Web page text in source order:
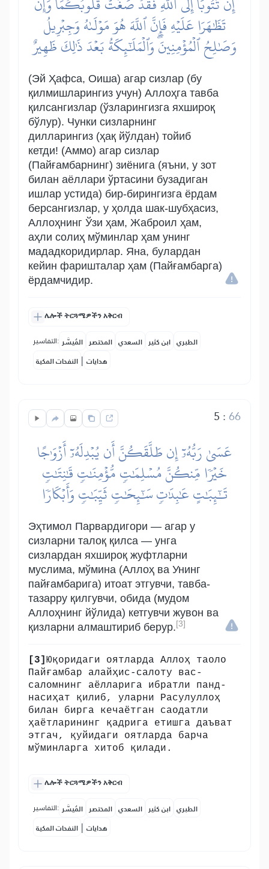
تَظَٰهَرَا عَلَيۡهِ فَإِنَّ ٱللَّهَ هُوَ مَوۡلَىٰهُ وَجِبۡرِيلُ
وَصَٰلِحُ ٱلۡمُؤۡمِنِينَۖ وَٱلۡمَلَٰٓئِكَةُ بَعۡدَ ذَٰلِكَ ظَهِيرٌ
(Эй Ҳафса, Оиша) агар сизлар (бу
қилмишларингиз учун) Аллоҳга тавба
қилсангизлар (ўзларингизга яхшироқ
бўлур). Чунки сизларнинг
дилларингиз (ҳақ йўлдан) тойиб
кетди! (Аммо) агар сизлар
(Пайғамбарнинг) зиёнига (яъни, у зот
билан аёллари ўртасини бузадиган
ишлар устида) бир-бирингизга ёрдам
берсангизлар, у ҳолда шак-шубҳасиз,
Аллоҳнинг Ўзи ҳам, Жаброил ҳам,
аҳли солиҳ мўминлар ҳам унинг
мададкоридирлар. Яна, булардан
кейин фаришталар ҳам (Пайғамбарга)
ёрдамчидир.
ሌሎች ትርጓሜዎችን አቅርብ
التفاسير: المُيسَّر المختصر السعدي ابن كثير الطبري
النفحات المكية | هدايات
5 :66
عَسَىٰ رَبُّهُۥٓ إِن طَلَّقَكُنَّ أَن يُبۡدِلَهُۥٓ أَزۡوَٰجًا
خَيۡرٗا مِّنكُنَّ مُسۡلِمَٰتٖ مُّؤۡمِنَٰتٖ قَٰنِتَٰتٖ
تَٰٓئِبَٰتٍ عَٰبِدَٰتٖ سَٰٓئِحَٰتٖ ثَيِّبَٰتٖ وَأَبۡكَارٗا
Эҳтимол Парвардигори — агар у
сизларни талоқ қилса — унга
сизлардан яхшироқ жуфтларни
муслима, мўмина (Аллоҳ ва Унинг
пайғамбарига) итоат этгувчи, тавба-
тазарру қилгувчи, обида (мудом
Аллоҳнинг йўлида) кетгувчи жувон ва
қизларни алмаштириб берур. [3]
[3] Юқоридаги оятларда Аллоҳ таоло
Пайғамбар алайҳис-салоту вас-
саломнинг аёлларига ибратли панд-
насиҳат қилиб, уларни Расулуллоҳ
билан бирга кечаётган саодатли
ҳаётларининг қадрига етишга даъват
этгач, қуйидаги оятларда барча
мўминларга хитоб қилади.
ሌሎች ትርጓሜዎችን አቅርብ
التفاسير: المُيسَّر المختصر السعدي ابن كثير الطبري
النفحات المكية | هدايات